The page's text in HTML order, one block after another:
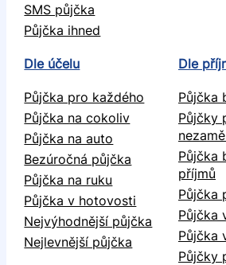
SMS půjčka
Půjčka ihned
Dle účelu
Půjčka pro každého
Půjčka na cokoliv
Půjčka na auto
Bezúročná půjčka
Půjčka na ruku
Půjčka v hotovosti
Nejvýhodnější půjčka
Nejlevnější půjčka
Dle
Půjčka
Půjčky
Půjčka
příjmů
Půjčka
Půjčka
Půjčka
Půjčky